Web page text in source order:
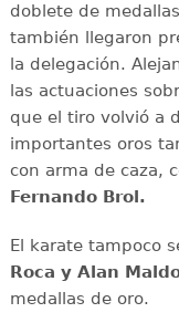
doblete de
también llegaron
la delegación.
las actuaciones
que el tiro volvió a
importantes oros
con arma de caza,
Fernando Brol.
El karate tampoco
Roca y Alan
medallas de oro.